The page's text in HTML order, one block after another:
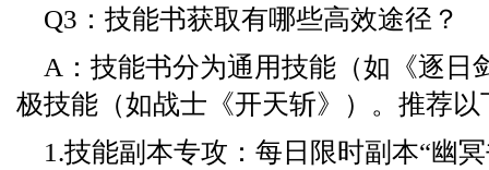
Q3：技能书获取有哪些高效途径？
A：技能书分为通用技能（如《逐日
极技能（如战士《开天斩》）。推荐以
1.技能副本专攻：每日限时副本“幽